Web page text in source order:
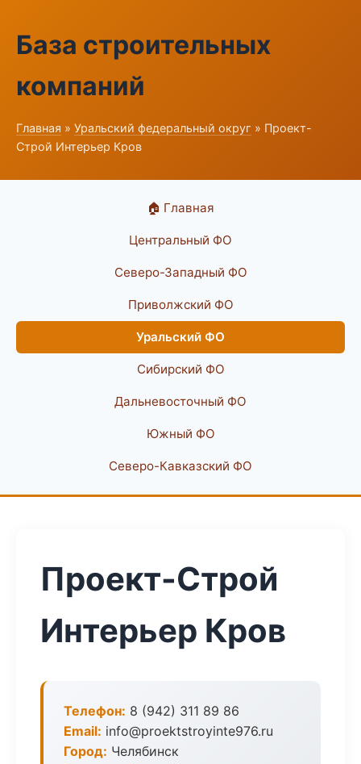
База строительных
компаний
Главная » Уральский федеральный округ » Проект-
Строй Интерьер Кров
🏠 Главная
Центральный ФО
Северо-Западный ФО
Приволжский ФО
Уральский ФО
Сибирский ФО
Дальневосточный ФО
Южный ФО
Северо-Кавказский ФО
Проект-Строй
Интерьер Кров
Телефон: 8 (942) 311 89 86
Email: info@proektstroyinte976.ru
Город: Челябинск